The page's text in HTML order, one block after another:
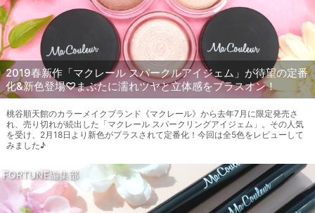
2019春新作「マクレール スパークルアイジェム」が待望の定番
化&新色登場♡まぶたに濡れツヤと立体感をプラスオン！
桃谷順天館のカラーメイクブランド《マクレール》から去年7月に限定発売さ
れ、売り切れが続出した「マクレール スパークリングアイジェム」。その人気
を受け、2月18日より新色がプラスされて定番化！今回は全5色をレビューして
みました♪
FORTUNE編集部